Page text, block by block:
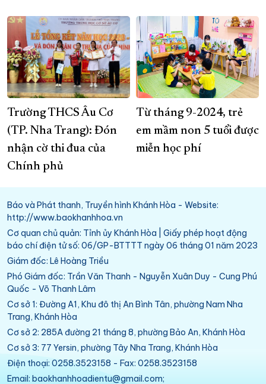
Trường THCS Âu Cơ
(TP. Nha Trang): Đón
nhận cờ thi đua của
Chính phủ
Từ tháng 9-2024, trẻ
em mầm non 5 tuổi được
miễn học phí
Báo và Phát thanh, Truyền hình Khánh Hòa - Website:
http://www.baokhanhhoa.vn
Cơ quan chủ quản: Tỉnh ủy Khánh Hòa | Giấy phép hoạt động
báo chí điện tử số: 06/GP-BTTTT ngày 06 tháng 01 năm 2023
Giám đốc: Lê Hoàng Triều
Phó Giám đốc: Trần Văn Thanh - Nguyễn Xuân Duy - Cung Phú
Quốc - Võ Thanh Lâm
Cơ sở 1: Đường A1, Khu đô thị An Bình Tân, phường Nam Nha
Trang, Khánh Hòa
Cơ sở 2: 285A đường 21 tháng 8, phường Bảo An, Khánh Hòa
Cơ sở 3: 77 Yersin, phường Tây Nha Trang, Khánh Hòa
Điện thoại: 0258.3523158 - Fax: 0258.3523158
Email: baokhanhhoadientu@gmail.com;